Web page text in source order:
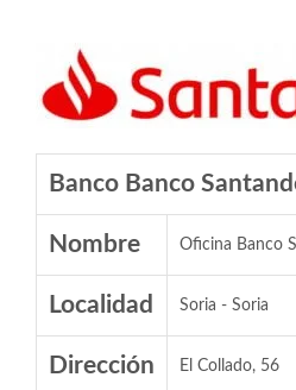
Banco Banco
Nombre Oficina Banco
Localidad Soria - Soria
Dirección El Collado, 56